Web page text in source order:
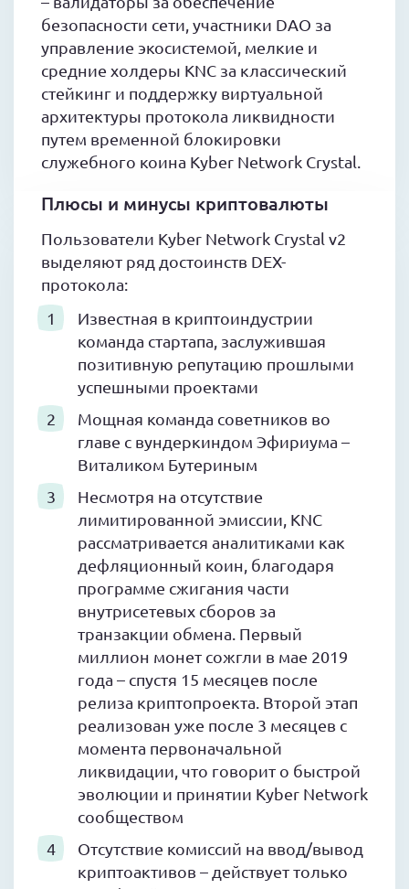
безопасности сети, участники DAO за
управление экосистемой, мелкие и
средние холдеры KNC за классический
стейкинг и поддержку виртуальной
архитектуры протокола ликвидности
путем временной блокировки
служебного коина Kyber Network Crystal.
Плюсы и минусы криптовалюты
Пользователи Kyber Network Crystal v2
выделяют ряд достоинств DEX-
протокола:
Известная в криптоиндустрии
команда стартапа, заслужившая
позитивную репутацию прошлыми
успешными проектами
Мощная команда советников во
главе с вундеркиндом Эфириума –
Виталиком Бутериным
Несмотря на отсутствие
лимитированной эмиссии, KNC
рассматривается аналитиками как
дефляционный коин, благодаря
программе сжигания части
внутрисетевых сборов за
транзакции обмена. Первый
миллион монет сожгли в мае 2019
года – спустя 15 месяцев после
релиза криптопроекта. Второй этап
реализован уже после 3 месяцев с
момента первоначальной
ликвидации, что говорит о быстрой
эволюции и принятии Kyber Network
сообществом
Отсутствие комиссий на ввод/вывод
криптоактивов – действует только